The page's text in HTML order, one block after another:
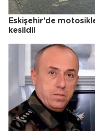
Eskişehir'de
kesildi!